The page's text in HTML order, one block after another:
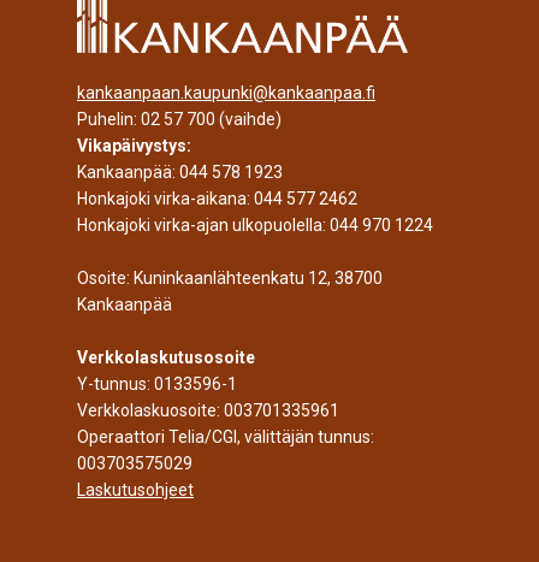
kankaanpaan.kaupunki@kankaanpaa.fi
Puhelin: 02 57 700 (vaihde)
Vikapäivystys:
Kankaanpää: 044 578 1923
Honkajoki virka-aikana: 044 577 2462
Honkajoki virka-ajan ulkopuolella: 044 970 1224
Osoite: Kuninkaanlähteenkatu 12, 38700
Kankaanpää
Verkkolaskutusosoite
Y-tunnus: 0133596-1
Verkkolaskuosoite: 003701335961
Operaattori Telia/CGI, välittäjän tunnus:
003703575029
Laskutusohjeet